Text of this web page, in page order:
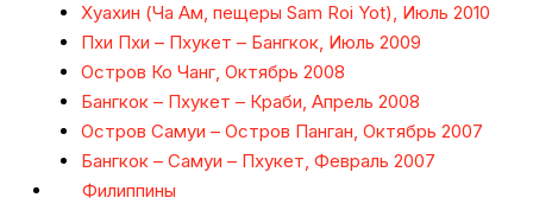
Хуахин (Ча Ам, пещеры Sam Roi Yot), Июль 2010
Пхи Пхи – Пхукет – Бангкок, Июль 2009
Остров Ко Чанг, Октябрь 2008
Бангкок – Пхукет – Краби, Апрель 2008
Остров Самуи – Остров Панган, Октябрь 2007
Бангкок – Самуи – Пхукет, Февраль 2007
Филиппины